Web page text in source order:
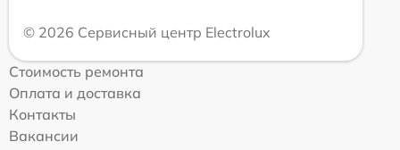
© 2026 Сервисный центр Electrolux
Стоимость ремонта
Оплата и доставка
Контакты
Вакансии